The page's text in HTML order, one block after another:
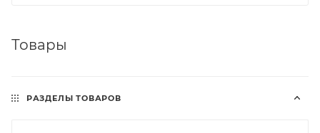
Товары
РАЗДЕЛЫ ТОВАРОВ